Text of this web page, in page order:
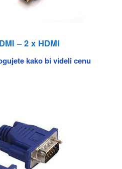
– 2 x HDMI
kako bi videli cenu